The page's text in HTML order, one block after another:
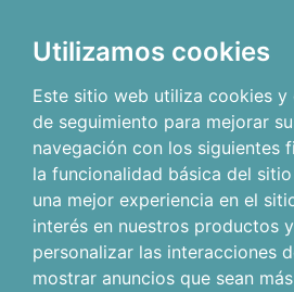
Utilizamos cookies
Este sitio web utiliza cookies
de seguimiento para mejorar
navegación con los siguientes
la funcionalidad básica del
una mejor experiencia en el
interés en nuestros productos
personalizar las interacciones
mostrar anuncios que sean